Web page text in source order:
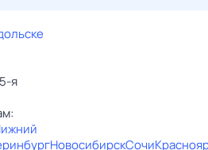
я
НовосибирскСочи